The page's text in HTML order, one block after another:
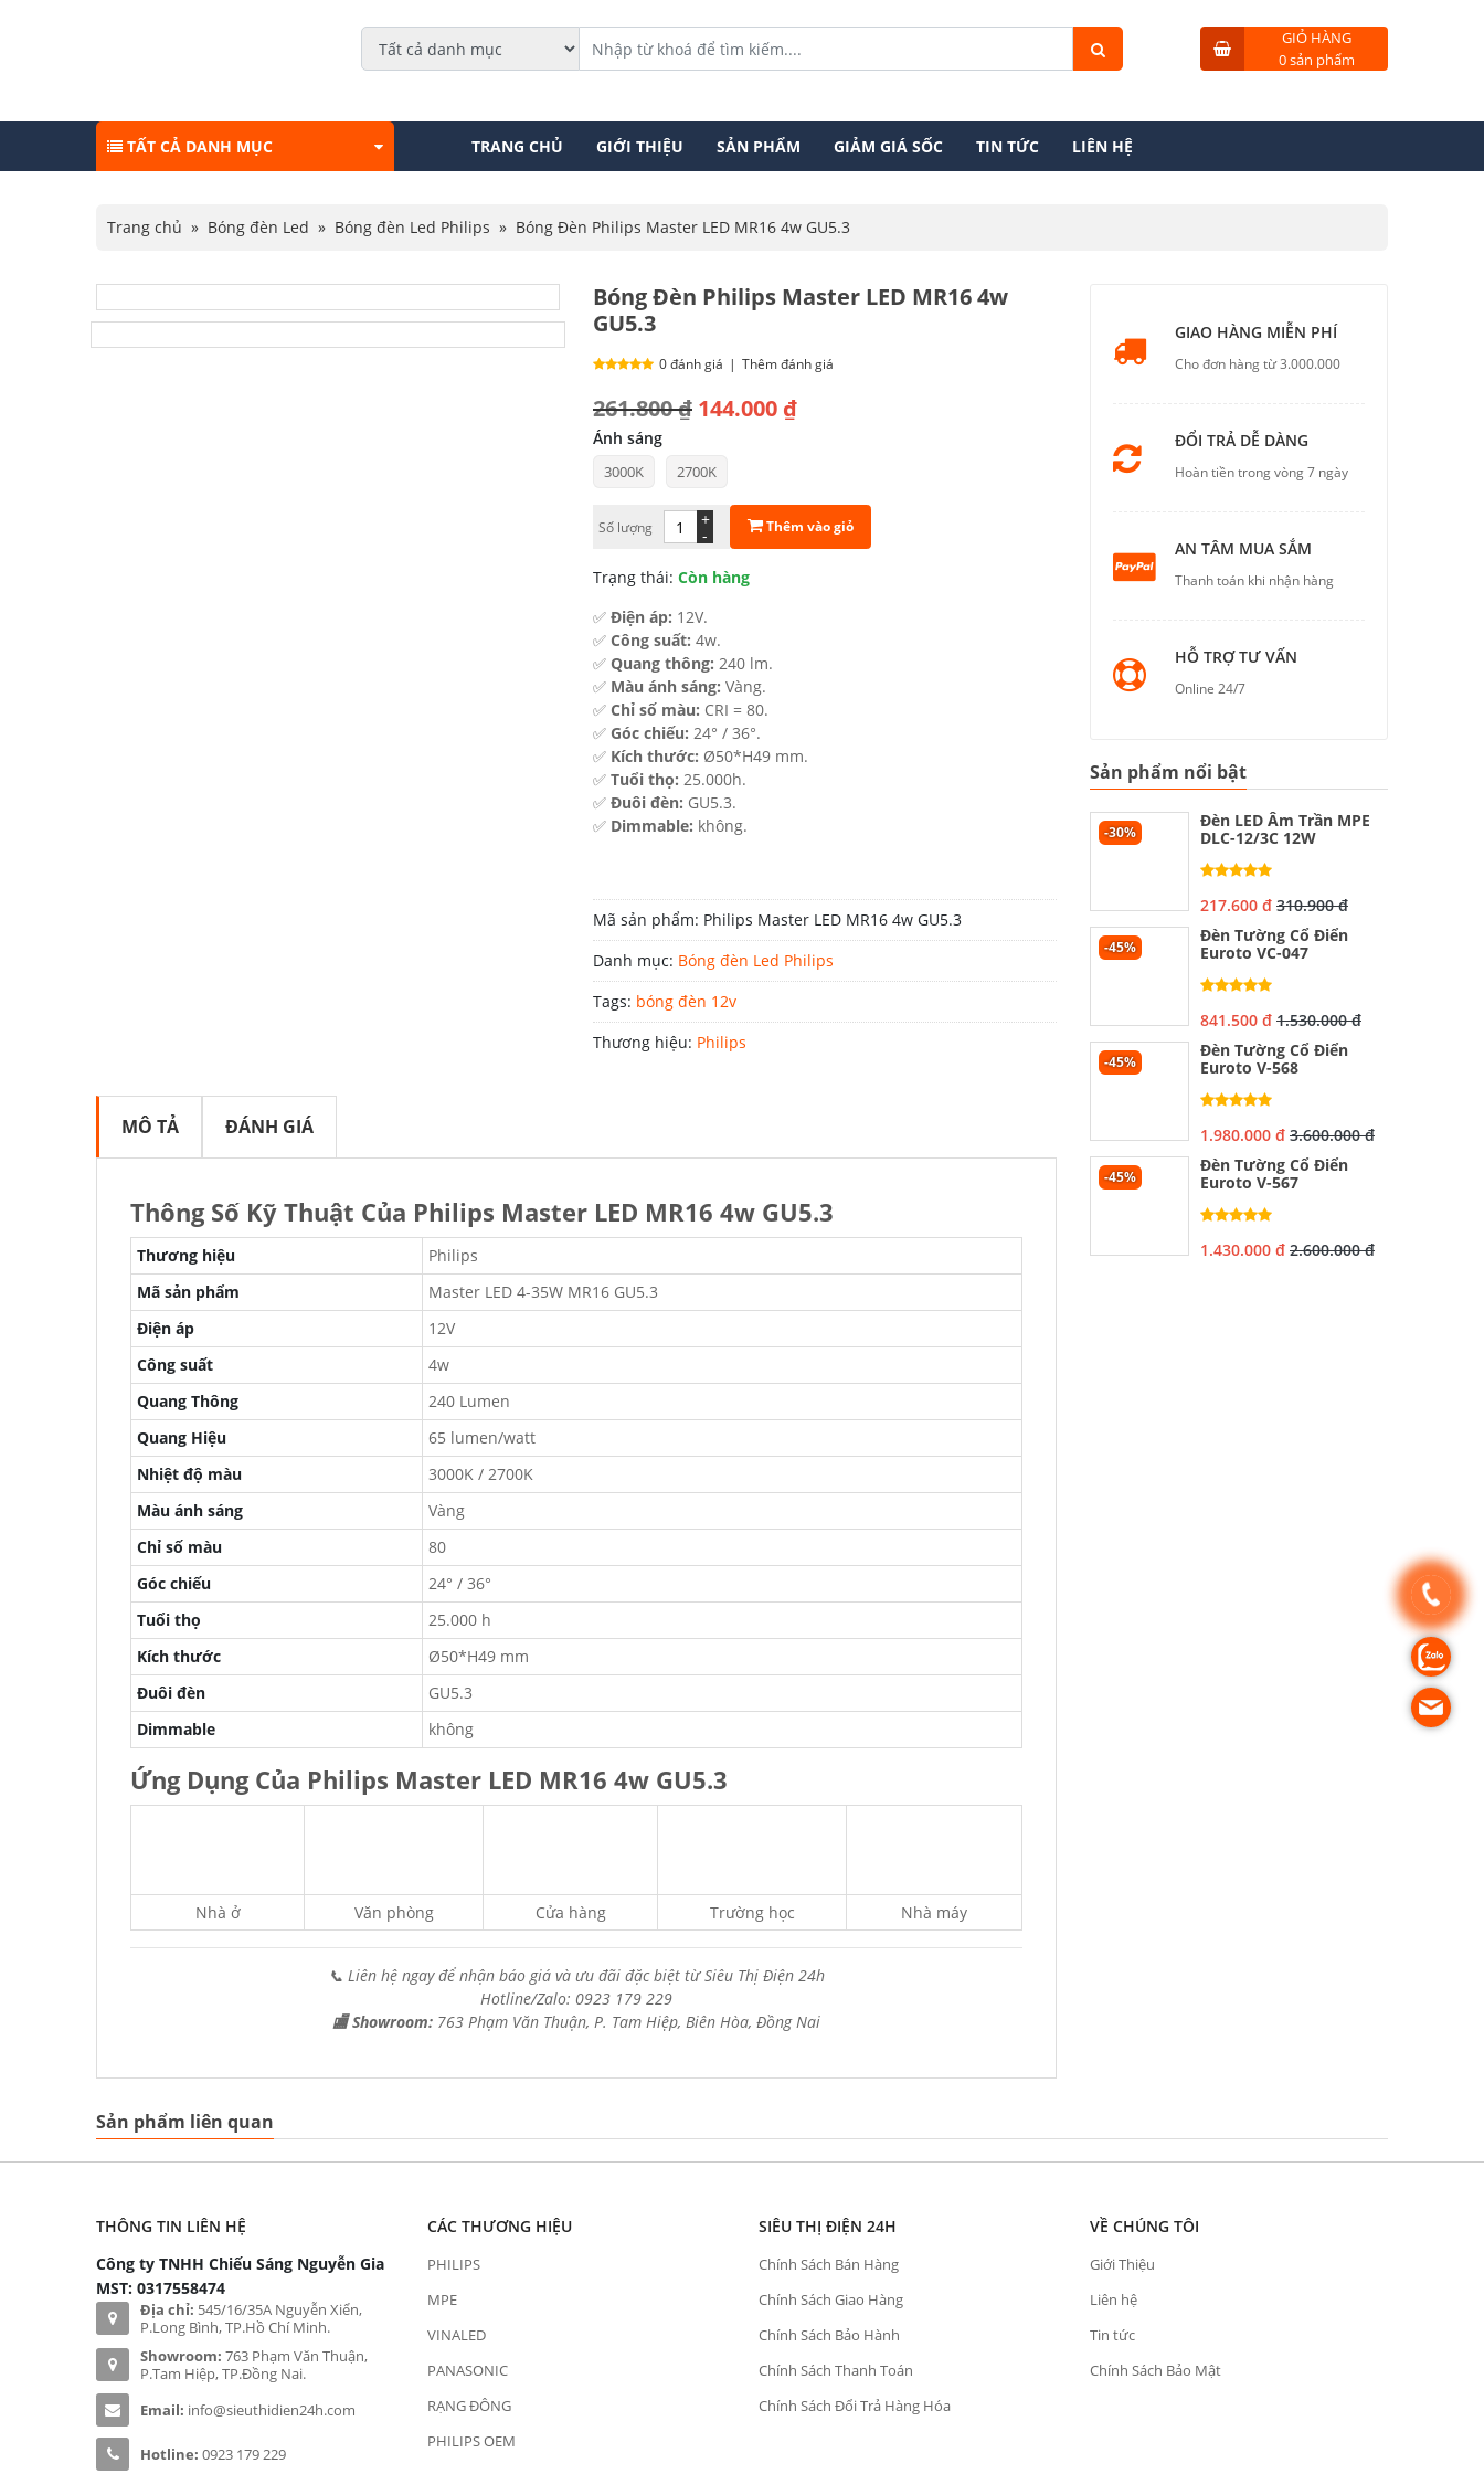
GIỎ HÀNG
0 sản phẩm
TẤT CẢ DANH MỤC TRANG CHỦ GIỚI THIỆU SẢN PHẨM GIẢM GIÁ SỐC TIN TỨC LIÊN HỆ
Trang chủ » Bóng đèn Led » Bóng đèn Led Philips » Bóng Đèn Philips Master LED MR16 4w GU5.3
Bóng Đèn Philips Master LED MR16 4w
GU5.3
0 đánh giá | Thêm đánh giá
261.800₫
Giá
gốc
là:
261.800 ₫.
144.000 ₫
Giá
hiện
tại
144.000 ₫.
Ánh sáng
3000K 2700K
Số lượng -
+ Thêm vào giỏ
Trạng thái: Còn hàng
✅ Điện áp: 12V.
✅ Công suất: 4w.
✅ Quang thông: 240 lm.
✅ Màu ánh sáng: Vàng.
✅ Chỉ số màu: CRI = 80.
✅ Góc chiếu: 24° / 36°.
✅ Kích thước: Ø50*H49 mm.
✅ Tuổi thọ: 25.000h.
✅ Đuôi đèn: GU5.3.
✅ Dimmable: không.
Mã sản phẩm: Philips Master LED MR16 4w GU5.3
Danh mục: Bóng đèn Led Philips
Tags: bóng đèn 12v
Thương hiệu: Philips
MÔ TẢ ĐÁNH GIÁ
Thông Số Kỹ Thuật Của Philips Master LED MR16 4w GU5.3
Thương hiệu
Philips
Mã sản phẩm
Master LED 4-35W MR16 GU5.3
Điện áp
12V
Công suất
4w
Quang Thông
240 Lumen
Quang Hiệu
65 lumen/watt
Nhiệt độ màu
3000K / 2700K
Màu ánh sáng
Vàng
Chỉ số màu
80
Góc chiếu
24° / 36°
Tuổi thọ
25.000 h
Kích thước
Ø50*H49 mm
Đuôi đèn
GU5.3
Dimmable
không
Ứng Dụng Của Philips Master LED MR16 4w GU5.3
Nhà ở Văn phòng Cửa hàng Trường học Nhà máy
📞 Liên hệ ngay để nhận báo giá và ưu đãi đặc biệt từ Siêu Thị Điện 24h
Hotline/Zalo: 0923 179 229
🏬 Showroom: 763 Phạm Văn Thuận, P. Tam Hiệp, Biên Hòa, Đồng Nai
GIAO HÀNG MIỄN PHÍ
Cho đơn hàng từ 3.000.000
ĐỔI TRẢ DỄ DÀNG
Hoàn tiền trong vòng 7 ngày
AN TÂM MUA SẮM
Thanh toán khi nhận hàng
HỖ TRỢ TƯ VẤN
Online 24/7
Sản phẩm nổi bật
-30%
Đèn LED Âm Trần MPE
DLC-12/3C 12W
217.600 đ 310.900 đ
-45%
Đèn Tường Cổ Điển
Euroto VC-047
841.500 đ 1.530.000 đ
-45%
Đèn Tường Cổ Điển
Euroto V-568
1.980.000 đ 3.600.000 đ
-45%
Đèn Tường Cổ Điển
Euroto V-567
1.430.000 đ 2.600.000 đ
Sản phẩm liên quan
THÔNG TIN LIÊN HỆ
Công ty TNHH Chiếu Sáng Nguyễn Gia
MST: 0317558474
Địa chỉ: 545/16/35A Nguyễn Xiển,
P.Long Bình, TP.Hồ Chí Minh.
Showroom: 763 Phạm Văn Thuận,
P.Tam Hiệp, TP.Đồng Nai.
Email: info@sieuthidien24h.com
Hotline: 0923 179 229
CÁC THƯƠNG HIỆU
PHILIPS
MPE
VINALED
PANASONIC
RẠNG ĐÔNG
PHILIPS OEM
SIÊU THỊ ĐIỆN 24H
Chính Sách Bán Hàng
Chính Sách Giao Hàng
Chính Sách Bảo Hành
Chính Sách Thanh Toán
Chính Sách Đổi Trả Hàng Hóa
VỀ CHÚNG TÔI
Giới Thiệu
Liên hệ
Tin tức
Chính Sách Bảo Mật